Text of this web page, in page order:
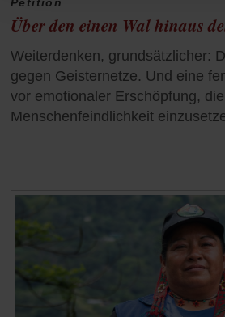
Petition
Über den einen Wal hinaus
Weiterdenken, grundsätzlicher:
gegen Geisternetze. Und eine
vor emotionaler Erschöpfung,
Menschenfeindlichkeit